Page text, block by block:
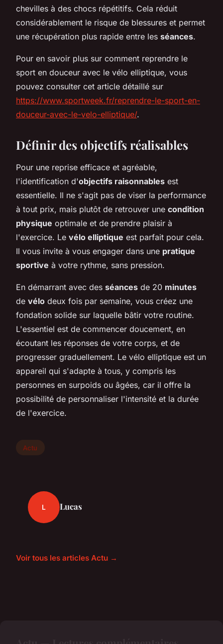
chevilles à des chocs répétitifs. Cela réduit
considérablement le risque de blessures et permet
une récupération plus rapide entre les séances.
Pour en savoir plus sur comment reprendre le
sport en douceur avec le vélo elliptique, vous
pouvez consulter cet article détaillé sur
https://www.sportweek.fr/reprendre-le-sport-en-
douceur-avec-le-velo-elliptique/.
Définir des objectifs réalisables
Pour une reprise efficace et agréable,
l'identification d'objectifs raisonnables est
essentielle. Il ne s'agit pas de viser la performance
à tout prix, mais plutôt de retrouver une condition
physique optimale et de prendre plaisir à
l'exercice. Le vélo elliptique est parfait pour cela.
Il vous invite à vous engager dans une pratique
sportive à votre rythme, sans pression.
En démarrant avec des séances de 20 minutes
de vélo deux fois par semaine, vous créez une
fondation solide sur laquelle bâtir votre routine.
L'essentiel est de commencer doucement, en
écoutant les réponses de votre corps, et de
progresser graduellement. Le vélo elliptique est un
appareil qui s'adapte à tous, y compris les
personnes en surpoids ou âgées, car il offre la
possibilité de personnaliser l'intensité et la durée
de l'exercice.
Actu
L Lucas
Voir tous les articles Actu →